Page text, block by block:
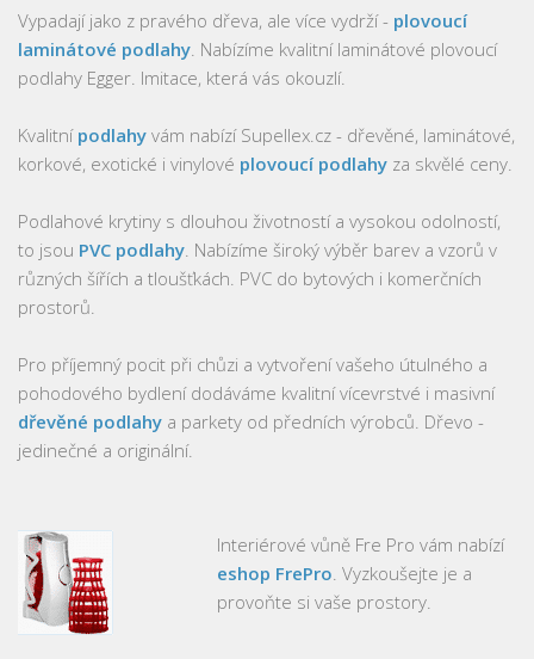
Vypadají jako z pravého dřeva, ale více vydrží - plovoucí
laminátové podlahy . Nabízíme kvalitní laminátové plovoucí
podlahy Egger. Imitace, která vás okouzlí.
Kvalitní podlahy vám nabízí Supellex.cz - dřevěné, laminátové,
korkové, exotické i vinylové plovoucí podlahy za skvělé ceny.
Podlahové krytiny s dlouhou životností a vysokou odolností,
to jsou PVC podlahy . Nabízíme široký výběr barev a vzorů v
různých šířích a tloušťkách. PVC do bytových i komerčních
prostorů.
Pro příjemný pocit při chůzi a vytvoření vašeho útulného a
pohodového bydlení dodáváme kvalitní vícevrstvé i masivní
dřevěné podlahy a parkety od předních výrobců. Dřevo -
jedinečné a originální.
Interiérové vůně Fre Pro vám nabízí
eshop FrePro . Vyzkoušejte je a
provoňte si vaše prostory.